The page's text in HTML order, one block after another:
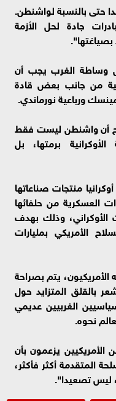
حتى بالنسبة لواشنطن.
جادة لحل الأزمة
بصياغتها".
وساطة الغرب يجب أن
من جانب بعض قادة
ورباعية نورماندي.
أن واشنطن ليست فقط
برمتها، بل
منتجات صناعاتها
العسكرية من حلفائها
وذلك بهدف
الأمريكي بمليارات
يتم بصراحة
بالقلق المتزايد حول
الغربيين عديمي
نحوه.
الأمريكيين يزعمون بأن
المتقدمة أكثر فأكثر،
ليس تصعيدا".